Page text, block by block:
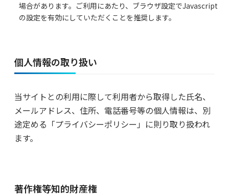
場合があります。ご利用にあたり、ブラウザ設定でJavascript
の設定を有効にしていただくことを推奨します。
個人情報の取り扱い
当サイトとの利用に際して利用者から取得した氏名、
メールアドレス、住所、電話番号等の個人情報は、別
途定める「プライバシーポリシー」に則り取り扱われ
ます。
著作権等知的財産権